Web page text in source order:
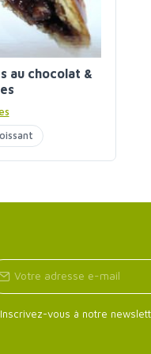
au chocolat &
Inscrivez-vous à notre